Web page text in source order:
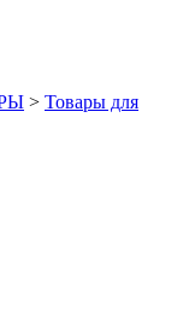
> Товары для